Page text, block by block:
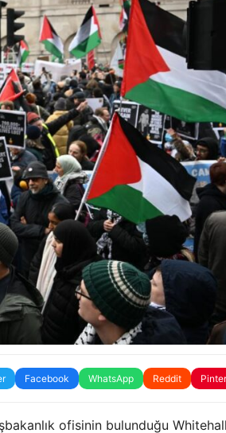
Facebook WhatsApp Reddit
ofisinin bulunduğu Whitehall